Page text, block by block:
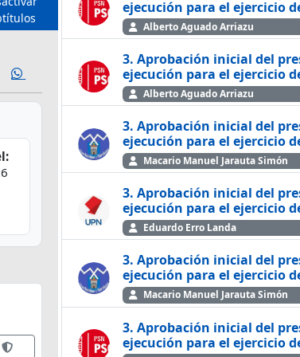
de firma
Validar firma en VALIDe
ejecución para el
Alberto Aguado Arriazu
3. Aprobación inicial del
ejecución para el
Alberto Aguado Arriazu
3. Aprobación inicial del
ejecución para el
Macario Manuel Jarauta Simón
3. Aprobación inicial del
ejecución para el
Eduardo Erro Landa
3. Aprobación inicial del
ejecución para el
Macario Manuel Jarauta Simón
3. Aprobación inicial del
ejecución para el